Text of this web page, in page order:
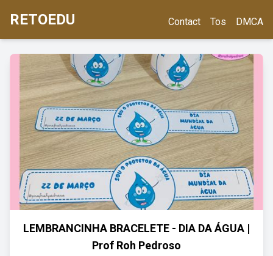
RETOEDU Contact Tos DMCA
LEMBRANCINHA BRACELETE - DIA DA ÁGUA |
Prof Roh Pedroso